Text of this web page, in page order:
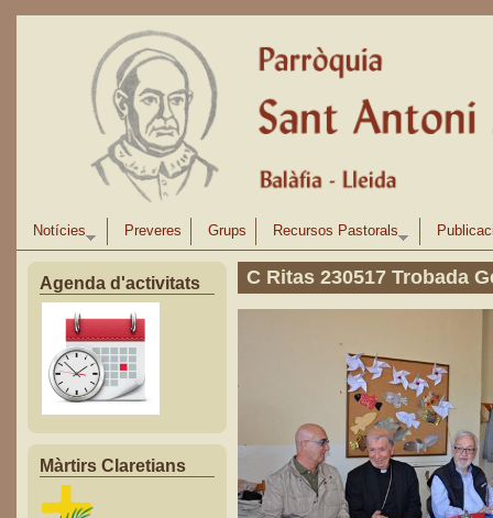
Notícies Preveres Grups Recursos Pastorals
Agenda d'activitats
Màrtirs Claretians
C Ritas 230517 Trobada